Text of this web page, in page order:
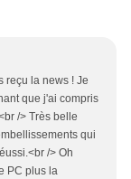
reçu la news ! Je
que j'ai compris
/> Très belle
qui
/> Oh
PC plus la